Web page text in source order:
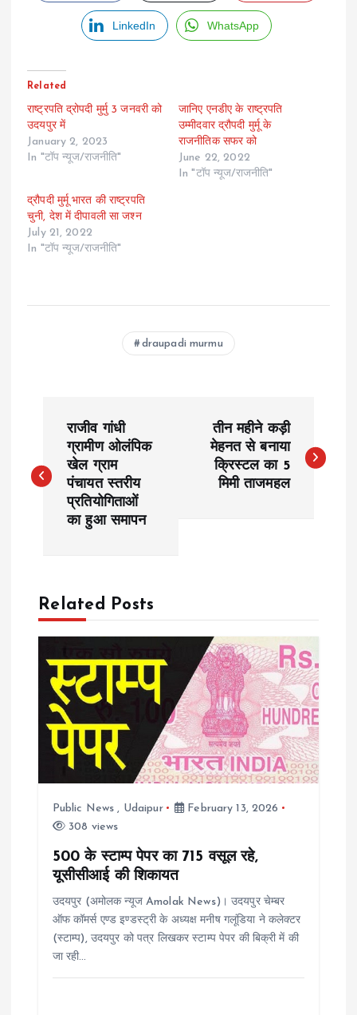
LinkedIn WhatsApp
Related
राष्ट्रपति द्रोपदी मुर्मु 3 जनवरी को
उदयपुर में
January 2, 2023
In "टॉप न्यूज/राजनीति"
जानिए एनडीए के राष्ट्रपति
उम्मीदवार द्रौपदी मुर्मू के
राजनीतिक सफर को
June 22, 2022
In "टॉप न्यूज/राजनीति"
द्रौपदी मुर्मू भारत की राष्ट्रपति
चुनी, देश में दीपावली सा जश्न
July 21, 2022
In "टॉप न्यूज/राजनीति"
draupadi murmu
s
a
g
राजीव गांधी
ग्रामीण ओलंपिक
खेल ग्राम
पंचायत स्तरीय
प्रतियोगिताओं
का हुआ समापन
तीन महीने कड़ी
मेहनत से बनाया
क्रिस्टल का 5
मिमी ताजमहल
Related Posts
Public News , Udaipur
February 13, 2026
308 views
500 के स्टाम्प पेपर का 715 वसूल रहे,
यूसीसीआई की शिकायत
उदयपुर (अमोलक न्यूज Amolak News)। उदयपुर चेम्बर
ऑफ कॉमर्स एण्ड इण्डस्ट्री के अध्यक्ष मनीष गलूंडिया ने कलेक्टर
(स्टाम्प), उदयपुर को पत्र लिखकर स्टाम्प पेपर की बिक्री में की
जा रही…